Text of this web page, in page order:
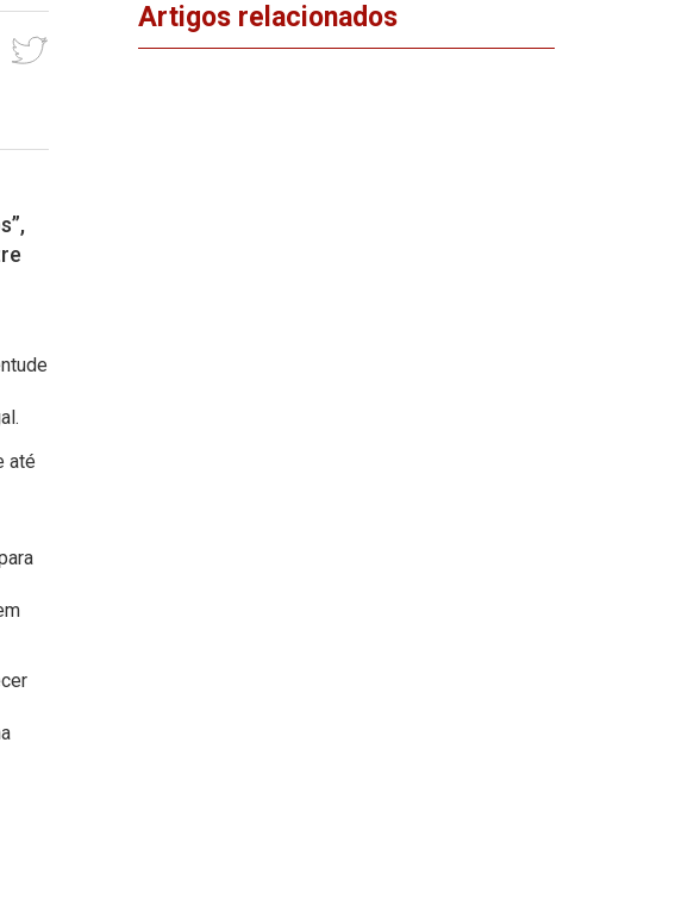
até
Artigos relacionados